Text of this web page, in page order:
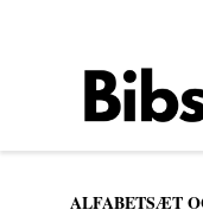
ALFABETSÆT